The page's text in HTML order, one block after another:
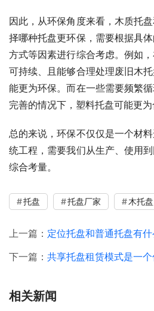
因此，从环保角度来看，木质托
择哪种托盘更环保，需要根据具
方式等因素进行综合考虑。例如
可持续、且能够合理处理废旧木
能更为环保。而在一些需要频繁
完善的情况下，塑料托盘可能更为
总的来说，环保不仅仅是一个材
统工程，需要我们从生产、使用
综合考量。
托盘 托盘厂家 木托盘
上一篇： 定位托盘和普通托盘有
下一篇： 共享托盘租赁模式是一
相关新闻